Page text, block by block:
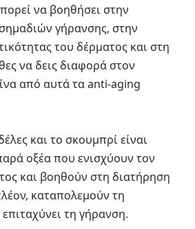
να βοηθήσει στην
γήρανσης, στην
του δέρματος και στη
να δεις διαφορά στον
από αυτά τα anti-aging
και το σκουμπρί είναι
οξέα που ενισχύουν τον
και βοηθούν στη διατήρηση
καταπολεμούν τη
τη γήρανση.